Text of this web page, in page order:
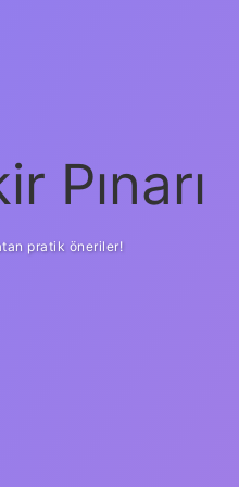
Pınarı
pratik öneriler!